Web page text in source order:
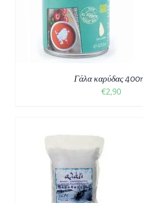
Γάλα καρύδας
€2,90